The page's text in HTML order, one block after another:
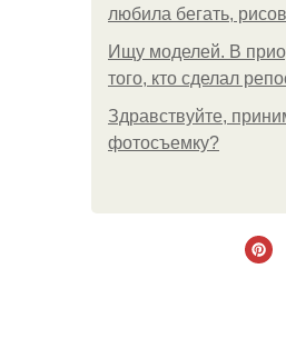
любила бегать,
Ищу моделей. В
того, кто сделал
Здравствуйте,
фотосъемку?